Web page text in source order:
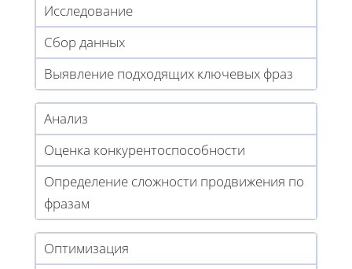
Исследование
Сбор данных
Выявление подходящих ключевых фраз
Анализ
Оценка конкурентоспособности
Определение сложности продвижения по
фразам
Оптимизация